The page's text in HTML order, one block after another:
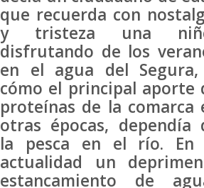
que recuerda con
y tristeza una
disfrutando de los
en el agua del
cómo el principal aporte
proteínas de la comarca
otras épocas, dependía
la pesca en el río. En
actualidad un
estancamiento de